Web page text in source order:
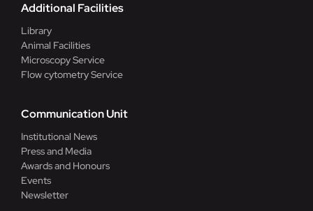
Additional Facilities
Library
Animal Facilities
Microscopy Service
Flow cytometry Service
Communication Unit
Institutional News
Press and Media
Awards and Honours
Events
Newsletter